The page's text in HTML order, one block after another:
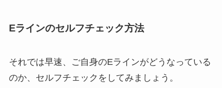
Eラインのセルフチェック方法
それでは早速、ご自身のEラインがどうなっている
のか、セルフチェックをしてみましょう。